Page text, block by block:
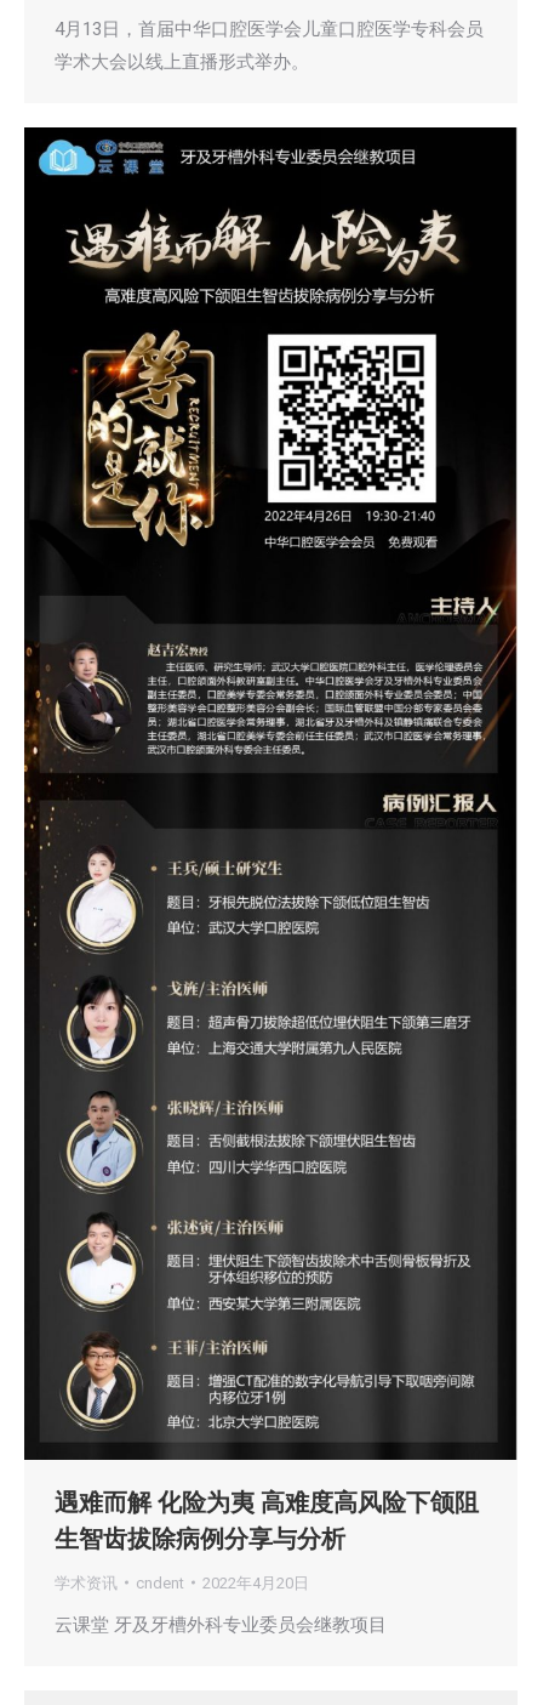
4月13日，首届中华口腔医学会儿童口腔医学专科会员
学术大会以线上直播形式举办。
遇难而解 化险为夷 高难度高风险下颌阻
生智齿拔除病例分享与分析
学术资讯 cndent 2022年4月20日
云课堂 牙及牙槽外科专业委员会继教项目